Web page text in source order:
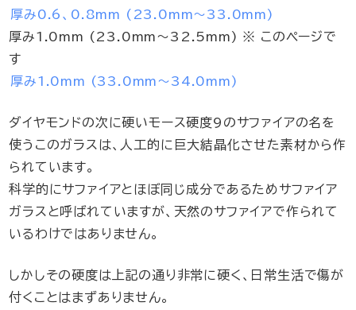
厚み0.6、0.8mm (23.0mm～33.0mm)
厚み1.0mm (23.0mm～32.5mm) ※ このページで
す
厚み1.0mm (33.0mm～34.0mm)
ダイヤモンドの次に硬いモース硬度9のサファイアの名を
使うこのガラスは、人工的に巨大結晶化させた素材から作
られています。
科学的にサファイアとほぼ同じ成分であるためサファイア
ガラスと呼ばれていますが、天然のサファイアで作られて
いるわけではありません。
しかしその硬度は上記の通り非常に硬く、日常生活で傷が
付くことはまずありません。